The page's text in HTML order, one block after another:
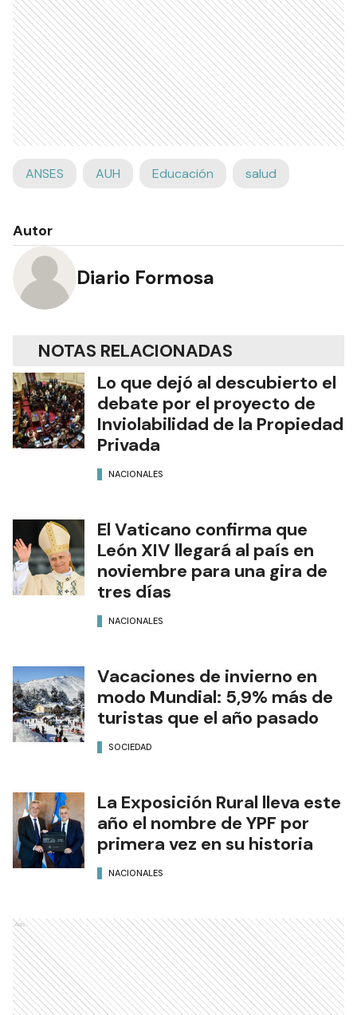
ANSES AUH Educación salud
Autor
Diario Formosa
NOTAS RELACIONADAS
Lo que dejó al descubierto el
debate por el proyecto de
Inviolabilidad de la Propiedad
Privada
NACIONALES
El Vaticano confirma que
León XIV llegará al país en
noviembre para una gira de
tres días
NACIONALES
Vacaciones de invierno en
modo Mundial: 5,9% más de
turistas que el año pasado
SOCIEDAD
La Exposición Rural lleva este
año el nombre de YPF por
primera vez en su historia
NACIONALES
Ads